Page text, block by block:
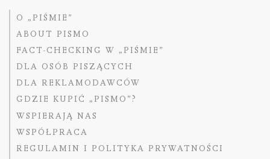
O „PIŚMIE”
ABOUT PISMO
FACT-CHECKING W „PIŚMIE”
DLA OSÓB PISZĄCYCH
DLA REKLAMODAWCÓW
GDZIE KUPIĆ „PISMO”?
WSPIERAJĄ NAS
WSPÓŁPRACA
REGULAMIN I POLITYKA PRYWATNOŚCI